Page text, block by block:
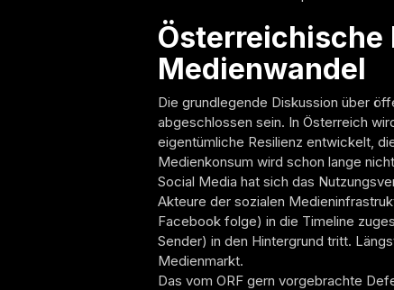
Medienwandel
Die grundlegende Diskussion über
abgeschlossen sein. In Österreich
eigentümliche Resilienz entwickelt,
Medienkonsum wird schon lange
Social Media hat sich das
Akteure der sozialen
Facebook folge) in die Timeline
Sender) in den Hintergrund tritt.
Medienmarkt.
Das vom ORF gern vorgebrachte